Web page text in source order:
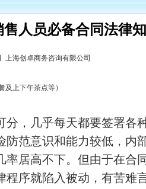
售人员必备合同法律
上海创卓商务咨询有限公司
及上下午茶点等）
分，几乎每天都要签署各
防范意识和能力较低，内
率居高不下。但由于在合
程序就陷入被动，有苦难